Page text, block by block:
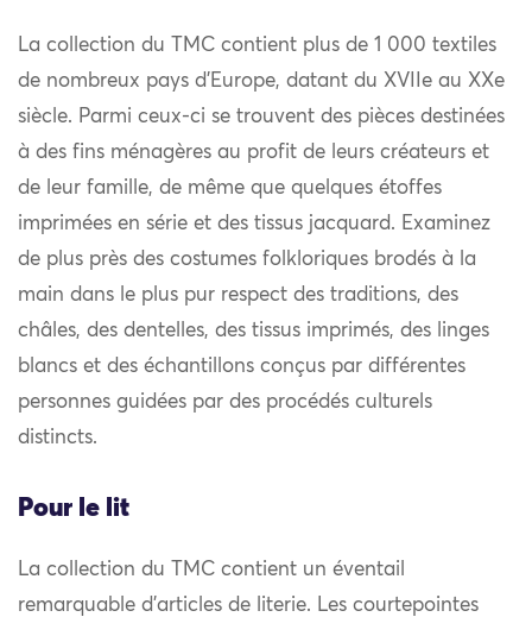
La collection du TMC contient plus de 1 000 textiles
de nombreux pays d’Europe, datant du XVIIe au XXe
siècle. Parmi ceux-ci se trouvent des pièces destinées
à des fins ménagères au profit de leurs créateurs et
de leur famille, de même que quelques étoffes
imprimées en série et des tissus jacquard. Examinez
de plus près des costumes folkloriques brodés à la
main dans le plus pur respect des traditions, des
châles, des dentelles, des tissus imprimés, des linges
blancs et des échantillons conçus par différentes
personnes guidées par des procédés culturels
distincts.
Pour le lit
La collection du TMC contient un éventail
remarquable d’articles de literie. Les courtepointes